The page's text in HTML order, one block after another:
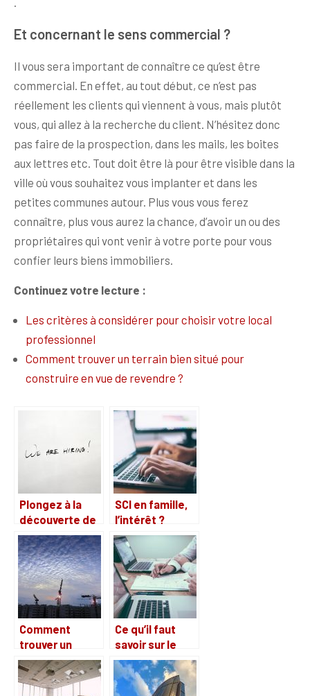
Et concernant le sens commercial ?
Il vous sera important de connaître ce qu’est être
commercial. En effet, au tout début, ce n’est pas
réellement les clients qui viennent à vous, mais plutôt
vous, qui allez à la recherche du client. N’hésitez donc
pas faire de la prospection, dans les mails, les boites
aux lettres etc. Tout doit être là pour être visible dans la
ville où vous souhaitez vous implanter et dans les
petites communes autour. Plus vous vous ferez
connaître, plus vous aurez la chance, d’avoir un ou des
propriétaires qui vont venir à votre porte pour vous
confier leurs biens immobiliers.
Continuez votre lecture :
Les critères à considérer pour choisir votre local
professionnel
Comment trouver un terrain bien situé pour
construire en vue de revendre ?
Plongez à la
découverte de
l’entreprise
Edifea, qui
annonce
également un
recrutement
SCI en famille,
l’intérêt ?
Comment
trouver un
terrain bien
situé pour
construire en
Ce qu’il faut
savoir sur le
portage salarial
immobilier